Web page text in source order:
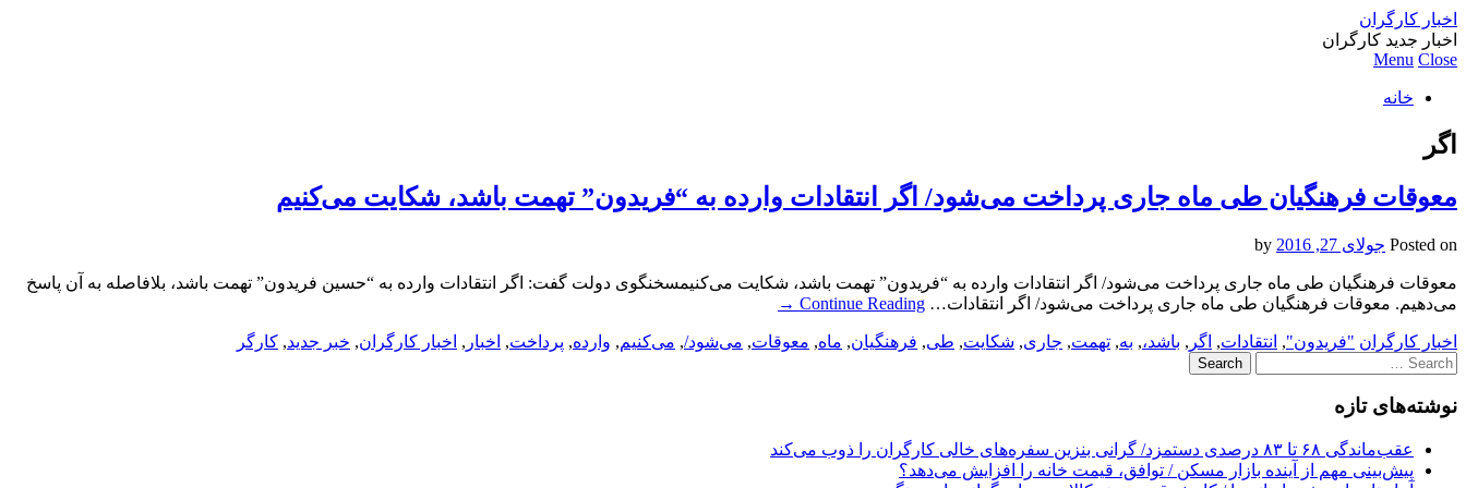
اخبار کارگران
اخبار جدید کارگران
Menu Close
خانه
اگر
معوقات فرهنگیان طی ماه جاری پرداخت می‌شود/ اگر انتقادات وارده به “فریدون” تهمت باشد، شکایت می‌کنیم
Posted on جولای 27, 2016
معوقات فرهنگیان طی ماه جاری پرداخت می‌شود/ اگر انتقادات وارده به “فریدون” تهمت باشد، شکایت می‌کنیمسخنگوی دولت گفت: اگر انتقادات وارده به “حسین فریدون” تهمت باشد، بلافاصله به آن پاسخ
می‌دهیم. معوقات فرهنگیان طی ماه جاری پرداخت می‌شود/ اگر انتقادات… Continue Reading
→
اخبار کارگران "فریدون", انتقادات, اگر , باشد،, به, تهمت, جاری, شکایت, طی, فرهنگیان, ماه, معوقات, می‌شود/, می‌کنیم, وارده, پرداخت, اخبار , اخبار کارگران, خبر جدید, کارگر
Search
for:
نوشته‌های تازه
عقب‌ماندگی ۶۸ تا ۸۳ درصدی دستمزد/ گرانی بنزین سفره‌های خالی کارگران را ذوب می‌کند
پیش‌بینی مهم از آینده بازار مسکن / توافق، قیمت خانه را افزایش می‌دهد؟